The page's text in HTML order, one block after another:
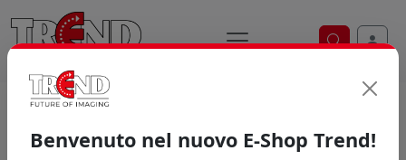
Ricerca
Benvenuto nel nuovo E-Shop Trend!